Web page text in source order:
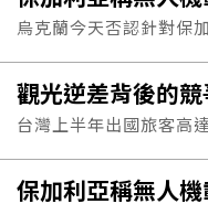
波反攻能否延續。
烏克蘭今天否認針對保
在保加利亞與羅馬尼亞
耳其與烏克蘭的戰...
觀光逆差背後的
台灣上半年出國旅客高
16.6%；而入境旅客只
2.3%，觀光逆差高達